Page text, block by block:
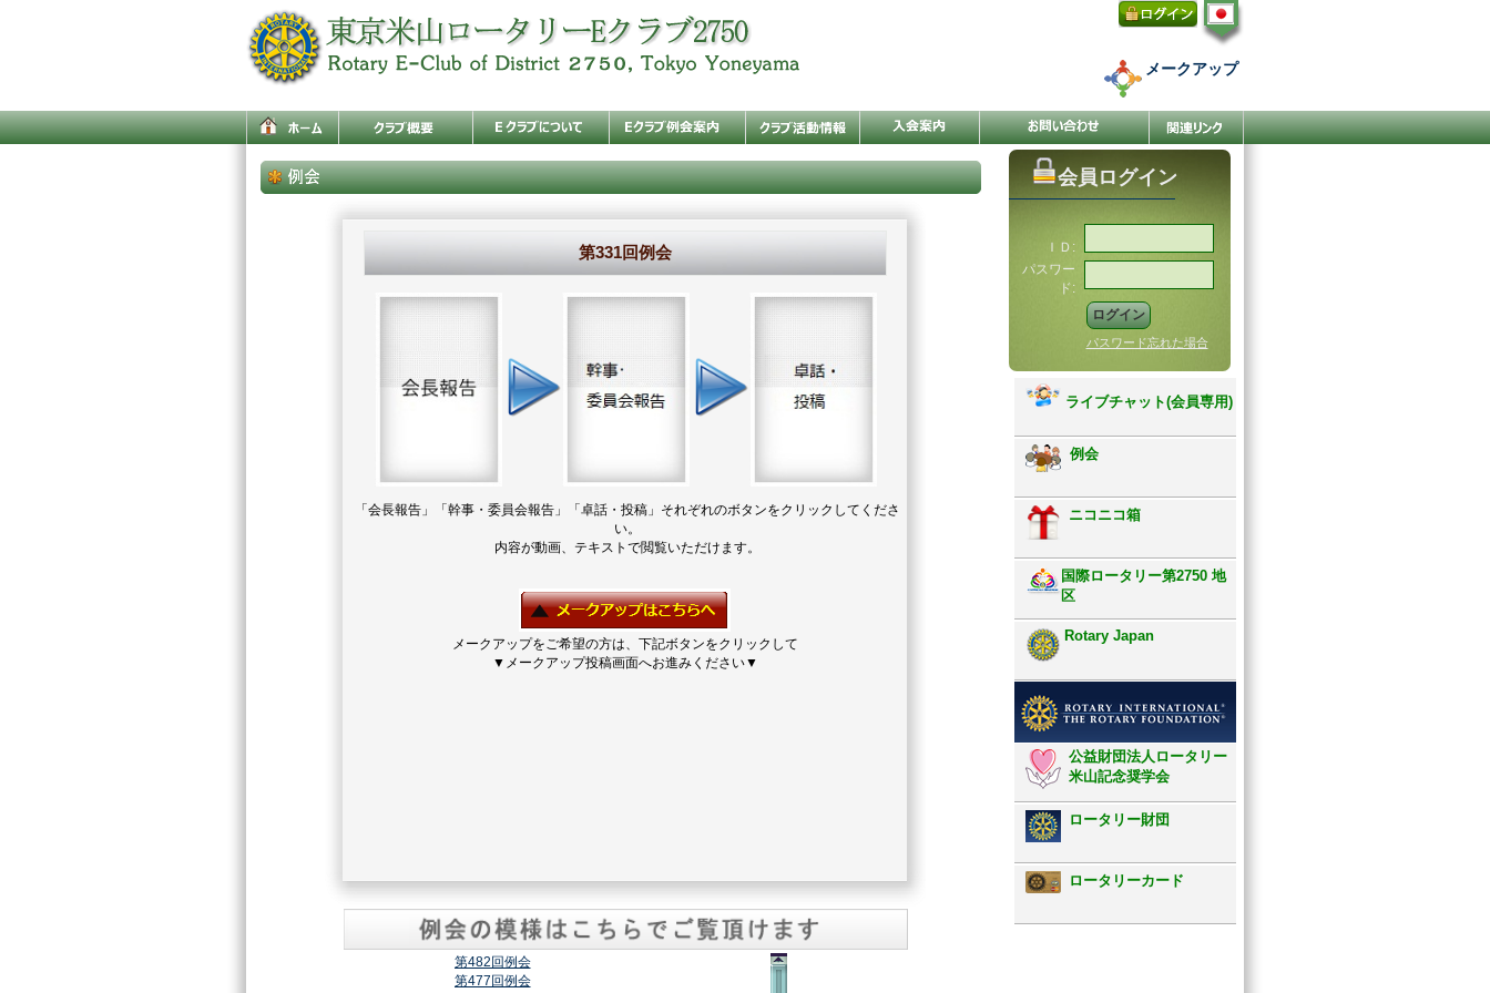
メークアップ
第331回例会
「会長報告」「幹事・委員会報告」「卓話・投稿」それぞれのボタンをクリックしてくださ
い。
内容が動画、テキストで閲覧いただけます。
メークアップをご希望の方は、下記ボタンをクリックして
▼メークアップ投稿画面へお進みください▼
第482回例会
第477回例会
会員ログイン
ＩＤ:
パスワー
ド:
パスワード忘れた場合
ライブチャット(会員専用)
例会
ニコニコ箱
国際ロータリー第2750 地
区
Rotary Japan
公益財団法人ロータリー
米山記念奨学会
ロータリー財団
ロータリーカード